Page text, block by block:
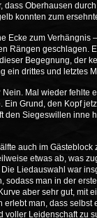
Oberhausen
konnten zum
Ecke zum Verhängnis
Rängen geschlagen.
Begegnung, der
ein drittes und letztes
Mal wieder fehlte
Grund, den Kopf
den Siegeswillen inne
auch im Gästeblock
etwas ab, was
Liedauswahl war
sodass man in der
aber sehr gut, mit
man, dass selbst
Leidenschaft zu